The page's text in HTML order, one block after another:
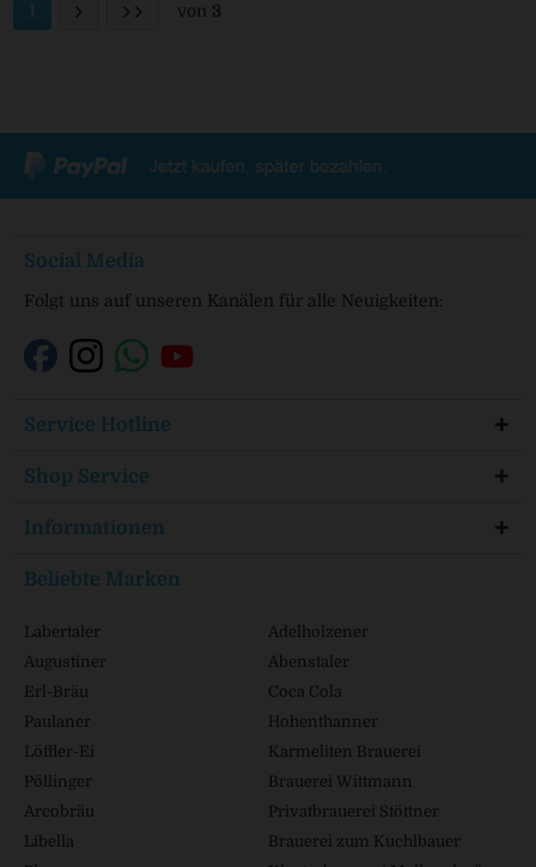
1 von 3
Social Media
Folgt uns auf unseren Kanälen für alle Neuigkeiten:
Service Hotline
Shop Service
Informationen
Beliebte Marken
Labertaler
Adelholzener
Augustiner
Abenstaler
Erl-Bräu
Coca Cola
Paulaner
Hohenthanner
Löffler-Ei
Karmeliten Brauerei
Pöllinger
Brauerei Wittmann
Arcobräu
Privatbrauerei Stöttner
Libella
Brauerei zum Kuchlbauer